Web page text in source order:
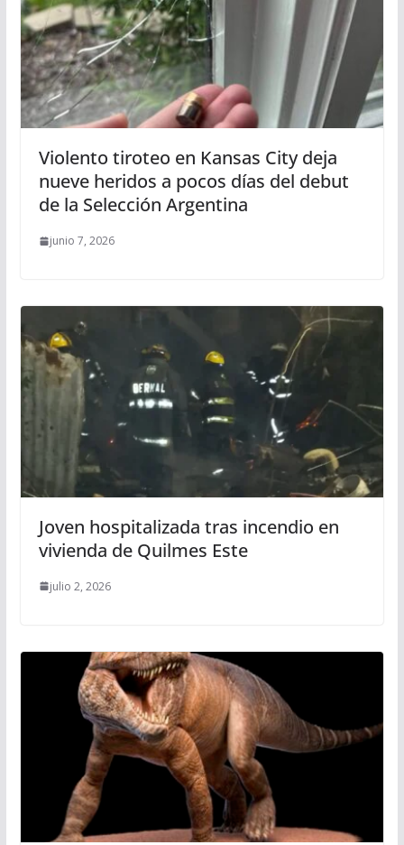
Violento tiroteo en Kansas City deja
nueve heridos a pocos días del debut
de la Selección Argentina
junio 7, 2026
Joven hospitalizada tras incendio en
vivienda de Quilmes Este
julio 2, 2026